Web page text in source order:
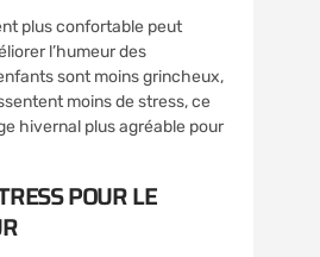
plus confortable peut
l’humeur des
sont moins grincheux,
moins de stress, ce
hivernal plus agréable pour
POUR LE